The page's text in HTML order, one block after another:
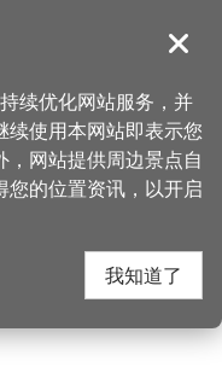
導覽
客家餐馆
馆 周边
关闭
续优化网站服务，并
续使用本网站即表示您
网站提供周边景点自
您的位置资讯，以开启
我知道了